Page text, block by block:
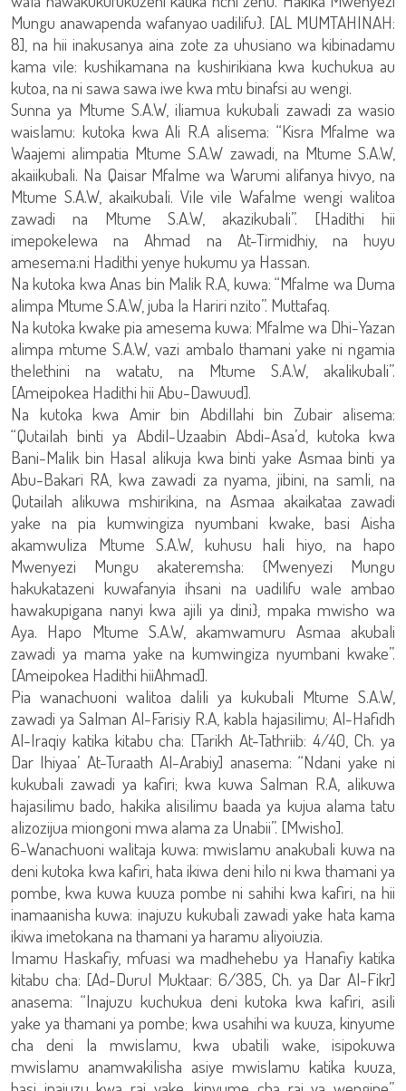
Mungu anawapenda wafanyao uadilifu}. [AL MUMTAHINAH:
8], na hii inakusanya aina zote za uhusiano wa kibinadamu
kama vile: kushikamana na kushirikiana kwa kuchukua au
kutoa, na ni sawa sawa iwe kwa mtu binafsi au wengi.
Sunna ya Mtume S.A.W, iliamua kukubali zawadi za wasio
waislamu: kutoka kwa Ali R.A alisema: “Kisra Mfalme wa
Waajemi alimpatia Mtume S.A.W zawadi, na Mtume S.A.W,
akaiikubali. Na Qaisar Mfalme wa Warumi alifanya hivyo, na
Mtume S.A.W, akaikubali. Vile vile Wafalme wengi walitoa
zawadi na Mtume S.A.W, akazikubali”. [Hadithi hii
imepokelewa na Ahmad na At-Tirmidhiy, na huyu
amesema:ni Hadithi yenye hukumu ya Hassan.
Na kutoka kwa Anas bin Malik R.A, kuwa: “Mfalme wa Duma
alimpa Mtume S.A.W, juba la Hariri nzito”. Muttafaq.
Na kutoka kwake pia amesema kuwa: Mfalme wa Dhi-Yazan
alimpa mtume S.A.W, vazi ambalo thamani yake ni ngamia
thelethini na watatu, na Mtume S.A.W, akalikubali”.
[Ameipokea Hadithi hii Abu-Dawuud].
Na kutoka kwa Amir bin Abdillahi bin Zubair alisema:
“Qutailah binti ya Abdil-Uzaabin Abdi-Asa’d, kutoka kwa
Bani-Malik bin Hasal alikuja kwa binti yake Asmaa binti ya
Abu-Bakari RA, kwa zawadi za nyama, jibini, na samli, na
Qutailah alikuwa mshirikina, na Asmaa akaikataa zawadi
yake na pia kumwingiza nyumbani kwake, basi Aisha
akamwuliza Mtume S.A.W, kuhusu hali hiyo, na hapo
Mwenyezi Mungu akateremsha: {Mwenyezi Mungu
hakukatazeni kuwafanyia ihsani na uadilifu wale ambao
hawakupigana nanyi kwa ajili ya dini}, mpaka mwisho wa
Aya. Hapo Mtume S.A.W, akamwamuru Asmaa akubali
zawadi ya mama yake na kumwingiza nyumbani kwake”.
[Ameipokea Hadithi hiiAhmad].
Pia wanachuoni walitoa dalili ya kukubali Mtume S.A.W,
zawadi ya Salman Al-Farisiy R.A, kabla hajasilimu; Al-Hafidh
Al-Iraqiy katika kitabu cha: [Tarikh At-Tathriib: 4/40, Ch. ya
Dar Ihiyaa’ At-Turaath Al-Arabiy] anasema: “Ndani yake ni
kukubali zawadi ya kafiri; kwa kuwa Salman R.A, alikuwa
hajasilimu bado, hakika alisilimu baada ya kujua alama tatu
alizozijua miongoni mwa alama za Unabii”. [Mwisho].
6-Wanachuoni walitaja kuwa: mwislamu anakubali kuwa na
deni kutoka kwa kafiri, hata ikiwa deni hilo ni kwa thamani ya
pombe, kwa kuwa kuuza pombe ni sahihi kwa kafiri, na hii
inamaanisha kuwa: inajuzu kukubali zawadi yake hata kama
ikiwa imetokana na thamani ya haramu aliyoiuzia.
Imamu Haskafiy, mfuasi wa madhehebu ya Hanafiy katika
kitabu cha: [Ad-Durul Muktaar: 6/385, Ch. ya Dar Al-Fikr]
anasema: “Inajuzu kuchukua deni kutoka kwa kafiri, asili
yake ya thamani ya pombe; kwa usahihi wa kuuza, kinyume
cha deni la mwislamu, kwa ubatili wake, isipokuwa
mwislamu anamwakilisha asiye mwislamu katika kuuza,